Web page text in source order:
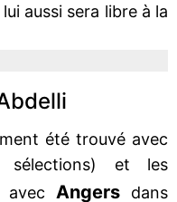
aussi sera libre à la
été trouvé avec
sélections) et les
avec Angers dans